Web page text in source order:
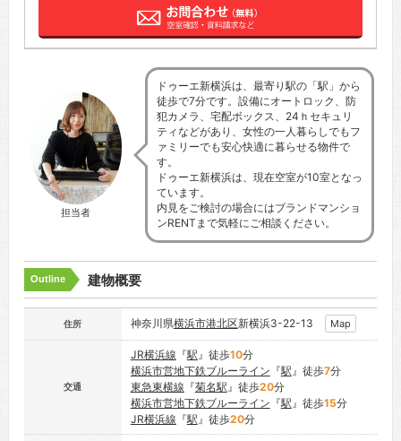
担当者
ドゥーエ新横浜は、最寄り駅の「駅」から
徒歩で7分です。設備にオートロック、防
犯カメラ、宅配ボックス、24ｈセキュリ
ティなどがあり、女性の一人暮らしでもフ
ァミリーでも安心快適に暮らせる物件で
す。
ドゥーエ新横浜は、現在空室が10室となっ
ています。
内見をご検討の場合にはブランドマンショ
ンRENTまで気軽にご相談ください。
Outline 建物概要
住所 神奈川県横浜市港北区新横浜3-22-13 Map
交通
JR横浜線 『駅』徒歩10分
横浜市営地下鉄ブルーライン 『駅』徒歩7分
東急東横線 『菊名駅』徒歩20分
横浜市営地下鉄ブルーライン 『駅』徒歩15分
JR横浜線 『駅』徒歩20分